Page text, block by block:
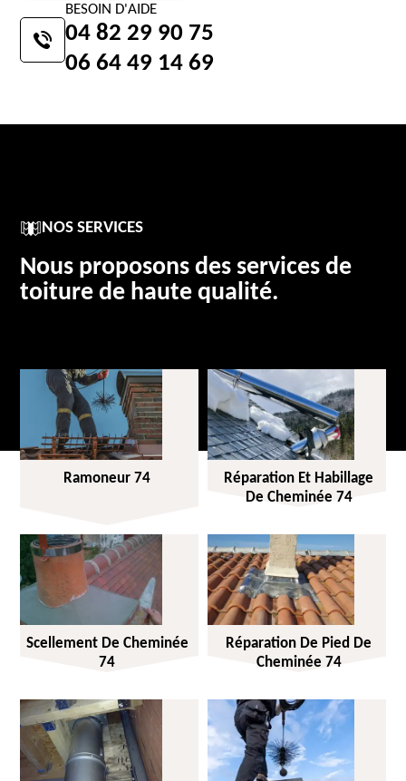
BESOIN D'AIDE
04 82 29 90 75
06 64 49 14 69
NOS SERVICES
Nous proposons des services de
toiture de haute qualité.
Ramoneur 74
Réparation Et Habillage
De Cheminée 74
Scellement De Cheminée
74
Réparation De Pied De
Cheminée 74